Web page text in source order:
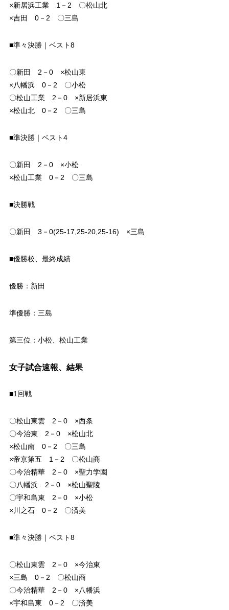
×新居浜工業 1－2 〇松山北
×吉田 0－2 〇三島
■準々決勝｜ベスト8
〇新田 2－0 ×松山東
×八幡浜 0－2 〇小松
〇松山工業 2－0 ×新居浜東
×松山北 0－2 〇三島
■準決勝｜ベスト4
〇新田 2－0 ×小松
×松山工業 0－2 〇三島
■決勝戦
〇新田 3－0(25-17,25-20,25-16) ×三島
■優勝校、最終成績
優勝：新田
準優勝：三島
第三位：小松、松山工業
女子試合速報、結果
■1回戦
〇松山東雲 2－0 ×西条
〇今治東 2－0 ×松山北
×松山南 0－2 〇三島
×帝京第五 1－2 〇松山商
〇今治精華 2－0 ×聖力学園
〇八幡浜 2－0 ×松山聖陵
〇宇和島東 2－0 ×小松
×川之石 0－2 〇済美
■準々決勝｜ベスト8
〇松山東雲 2－0 ×今治東
×三島 0－2 〇松山商
〇今治精華 2－0 ×八幡浜
×宇和島東 0－2 〇済美